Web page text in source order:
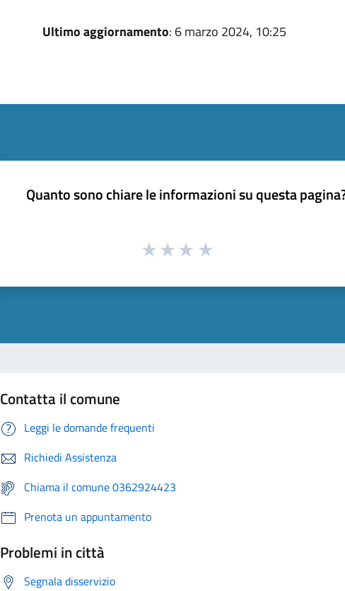
Ultimo aggiornamento: 6 marzo 2024, 10:25
Quanto sono chiare le informazioni su questa
Contatta il comune
Leggi le domande frequenti
Richiedi Assistenza
Chiama il comune 0362924423
Prenota un appuntamento
Problemi in città
Segnala disservizio